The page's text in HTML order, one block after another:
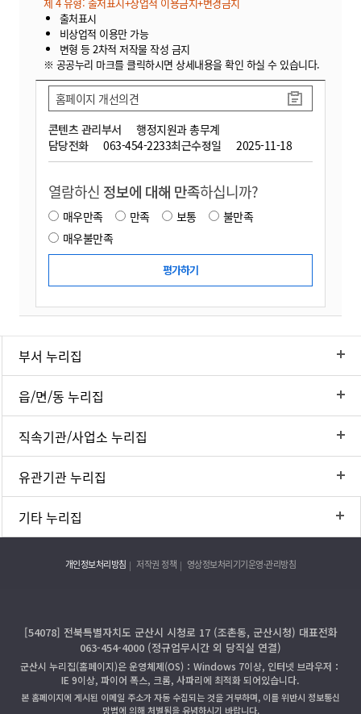
출처표시
비상업적 이용만 가능
변형 등 2차적 저작물 작성 금지
※ 공공누리 마크를 클릭하시면 상세내용을 확인 하실 수 있습니다.
콘텐츠 관리부서
행정지원과 총무계
담당전화
063-454-2233최근수정일 2025-11-18
홈페이지 개선의견
열람하신 정보에 대해 만족하십니까?
매우만족 만족 보통
불만족
매우불만족
부서 누리집
읍/면/동 누리집
직속기관/사업소 누리집
유관기관 누리집
기타 누리집
개인정보처리방침 저작권 정책 영상정보처리기기운영·관리방침
[54078] 전북특별자치도 군산시 시청로 17 (조촌동, 군산시청) 대표전화
063-454-4000 (정규업무시간 외 당직실 연결)
군산시 누리집(홈페이지)은 운영체제(OS)：Windows 7이상, 인터넷 브라우저：
IE 9이상, 파이어 폭스, 크롬, 사파리에 최적화 되어있습니다.
본 홈페이지에 게시된 이메일 주소가 자동 수집되는 것을 거부하며, 이를 위반시 정보통신
망법에 의해 처벌됨을 유념하시기 바랍니다.